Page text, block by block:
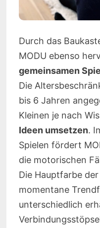
Durch das
MODU ebenso
gemeinsamen
Die
bis 6 Jahren
Kleinen je nach
Ideen umsetzen.
Spielen fördert
die motorischen
Die Hauptfarbe
momentane
unterschiedlich